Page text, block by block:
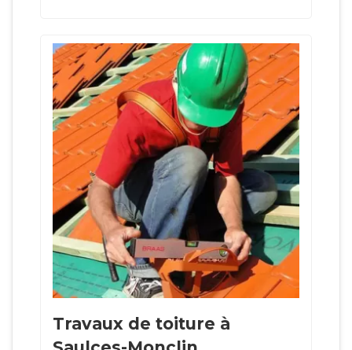
Travaux de toiture à